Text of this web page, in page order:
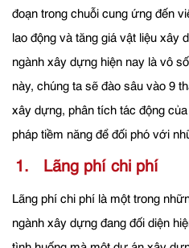
đoạn trong chuỗi cung ứng đến
lao động và tăng giá vật liệu xây
ngành xây dựng hiện nay là vô
này, chúng ta sẽ đào sâu vào 9
xây dựng, phân tích tác động
pháp tiềm năng để đối phó với
1. Lãng phí chi phí
Lãng phí chi phí là một trong
ngành xây dựng đang đối diện